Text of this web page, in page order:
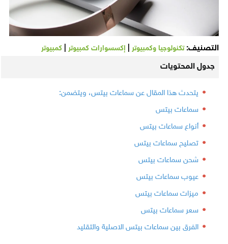
التصنيف:تكنولوجيا وكمبيوتر| إكسسوارات كمبيوتر| كمبيوتر
جدول المحتويات
يتحدث هذا المقال عن سماعات بيتس، ويتضمن:
سماعات بيتس
أنواع سماعات بيتس
تصليح سماعات بيتس
شحن سماعات بيتس
عيوب سماعات بيتس
ميزات سماعات بيتس
سعر سماعات بيتس
الفرق بين سماعات بيتس الاصلية والتقليد